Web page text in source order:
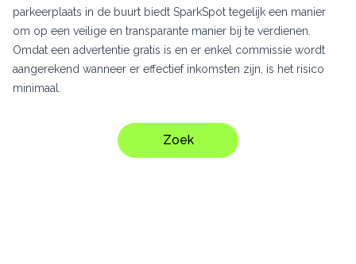
parkeerplaats in de buurt biedt SparkSpot tegelijk een manier
om op een veilige en transparante manier bij te verdienen.
Omdat een advertentie gratis is en er enkel commissie wordt
aangerekend wanneer er effectief inkomsten zijn, is het risico
minimaal.
Zoek